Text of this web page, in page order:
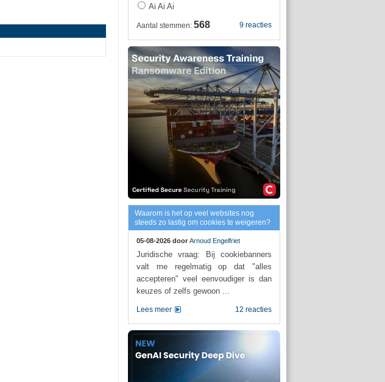
Ai Ai Ai
9 reacties
Aantal stemmen: 568
Waarom is het op veel websites nog
steeds zo lastig om cookies te weigeren?
05-08-2026 door Arnoud Engelfriet
Juridische vraag: Bij cookiebanners
valt me regelmatig op dat "alles
accepteren" veel eenvoudiger is dan
keuzes of zelfs gewoon ...
12 reacties
Lees meer